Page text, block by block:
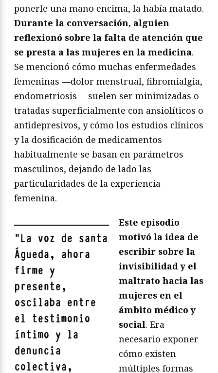
ponerle una mano encima, la había matado.
Durante la conversación, alguien
reflexionó sobre la falta de atención que
se presta a las mujeres en la medicina.
Se mencionó cómo muchas enfermedades
femeninas —dolor menstrual, fibromialgia,
endometriosis— suelen ser minimizadas o
tratadas superficialmente con ansiolíticos o
antidepresivos, y cómo los estudios clínicos
y la dosificación de medicamentos
habitualmente se basan en parámetros
masculinos, dejando de lado las
particularidades de la experiencia
femenina.
"La voz de santa
Águeda, ahora
firme y
presente,
oscilaba entre
el testimonio
íntimo y la
denuncia
colectiva,
Este episodio
motivó la idea de
escribir sobre la
invisibilidad y el
maltrato hacia las
mujeres en el
ámbito médico y
social. Era
necesario exponer
cómo existen
múltiples formas